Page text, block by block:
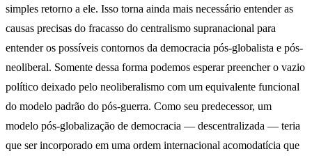
simples retorno a ele. Isso torna ainda mais necessário entender as
causas precisas do fracasso do centralismo supranacional para
entender os possíveis contornos da democracia pós-globalista e pós-
neoliberal. Somente dessa forma podemos esperar preencher o vazio
político deixado pelo neoliberalismo com um equivalente funcional
do modelo padrão do pós-guerra. Como seu predecessor, um
modelo pós-globalização de democracia — descentralizada — teria
que ser incorporado em uma ordem internacional acomodatícia que